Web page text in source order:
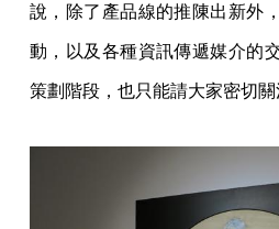
說，除了產品線的推陳出新外
動，以及各種資訊傳遞媒介的
策劃階段，也只能請大家密切關